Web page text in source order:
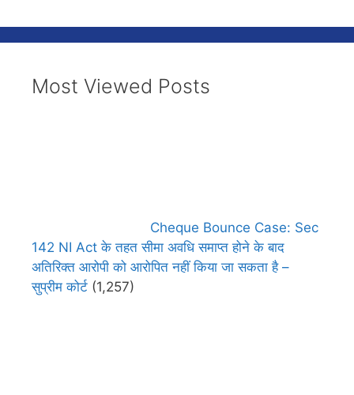
Most Viewed Posts
Cheque Bounce Case: Sec
142 NI Act के तहत सीमा अवधि समाप्त होने के बाद
अतिरिक्त आरोपी को आरोपित नहीं किया जा सकता है –
सुप्रीम कोर्ट (1,257)